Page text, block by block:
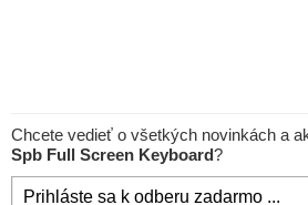
Chcete vedieť o všetkých novinkách a
Spb Full Screen Keyboard?
Prihláste sa k odberu zadarmo ...